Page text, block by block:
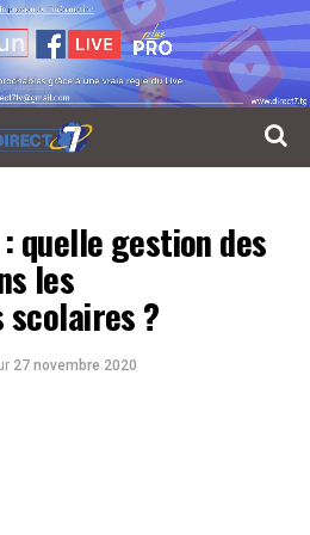
quelle gestion des
les
?
27 novembre 2020